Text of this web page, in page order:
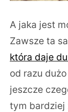
A jaka jest
Zawsze ta
która daje
od razu
jeszcze
tym bardziej